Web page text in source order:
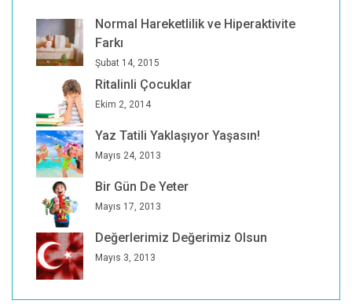
Normal Hareketlilik ve Hiperaktivite
Farkı
Şubat 14, 2015
Ritalinli Çocuklar
Ekim 2, 2014
Yaz Tatili Yaklaşıyor Yaşasın!
Mayıs 24, 2013
Bir Gün De Yeter
Mayıs 17, 2013
Değerlerimiz Değerimiz Olsun
Mayıs 3, 2013